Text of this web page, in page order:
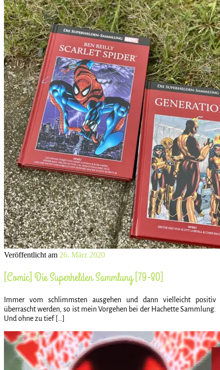
Veröffentlicht am 26. März 2020
[Comic] Die Superhelden Sammlung [79-80]
Immer vom schlimmsten ausgehen und dann vielleicht positiv
überrascht werden, so ist mein Vorgehen bei der Hachette Sammlung.
Und ohne zu tief […]